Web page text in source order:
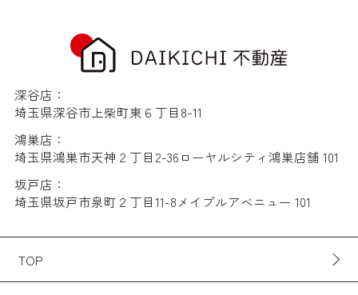
深谷店：
埼玉県深谷市上柴町東６丁目8-11
鴻巣店：
埼玉県鴻巣市天神２丁目2-36ローヤルシティ鴻巣店舗 101
坂戸店：
埼玉県坂戸市泉町２丁目11-8メイプルアベニュー 101
TOP